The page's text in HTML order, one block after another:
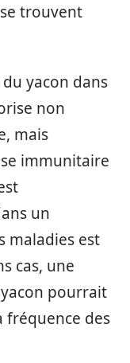
trouvent
yacon dans
non
mais
immunitaire
un
maladies est
cas, une
pourrait
fréquence des